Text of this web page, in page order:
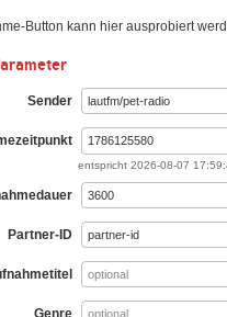
Button kann hier ausprobiert
Sender
entspricht 2026-08-07
Partner-ID